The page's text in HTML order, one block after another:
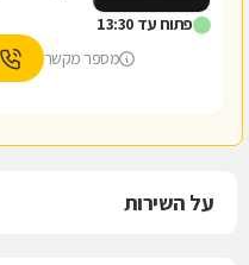
פתוח עד 13:30
מספר מקשר
על השירות